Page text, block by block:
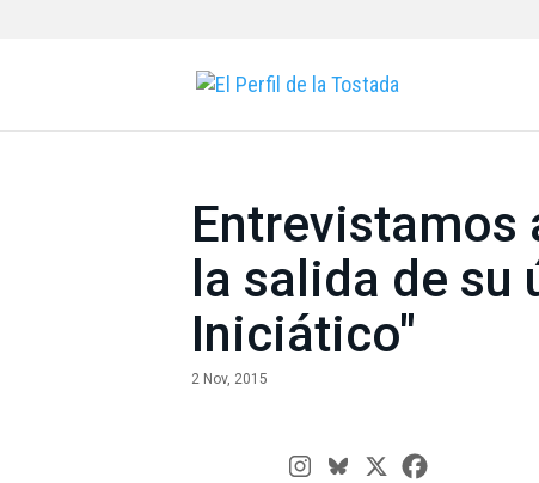
Entrevistamos
la salida de
Iniciático"
2 Nov, 2015